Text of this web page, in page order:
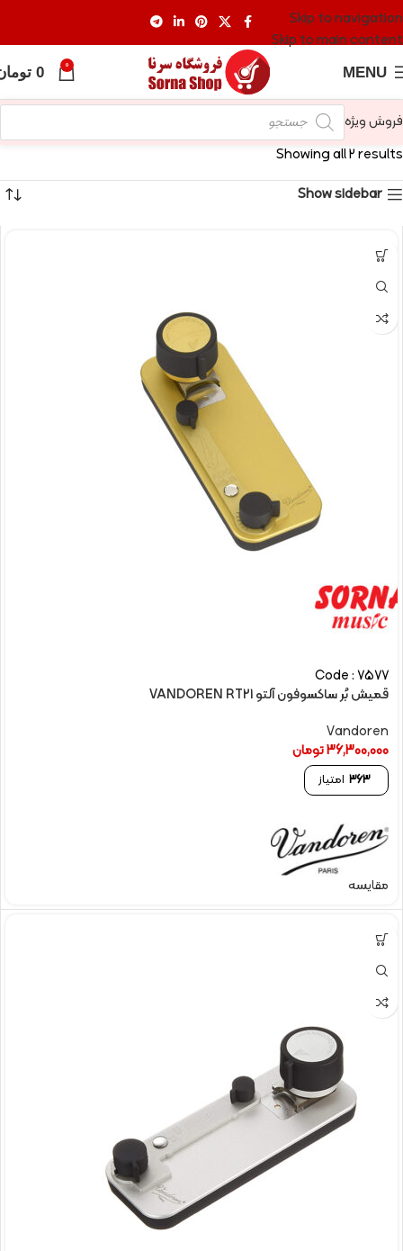
Skip to navigation
Skip to main content
MENU
0
0
فروش ویژه
Showing all 2 results
Show sidebar
Code : 7577
قمیش بُر ساکسوفون آلتو VANDOREN RT21
Vandoren
36,300,000تومان
363 امتیاز
مقایسه